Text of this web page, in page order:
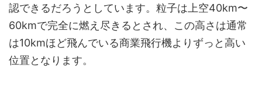
認できるだろうとしています。粒子は上空40km〜
60kmで完全に燃え尽きるとされ、この高さは通常
は10kmほど飛んでいる商業飛行機よりずっと高い
位置となります。